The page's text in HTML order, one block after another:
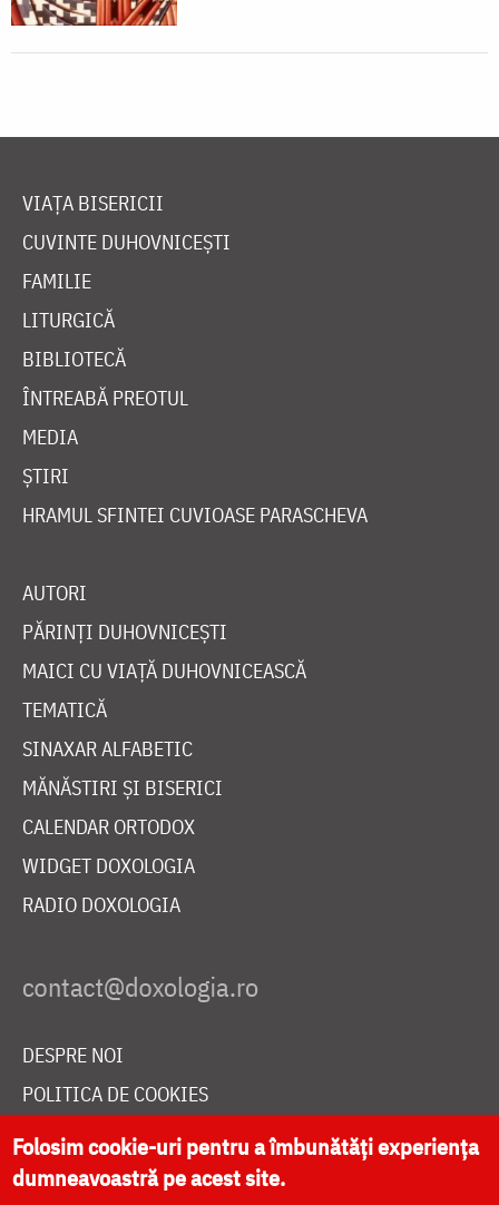
VIAȚA BISERICII
CUVINTE DUHOVNICEȘTI
FAMILIE
LITURGICĂ
BIBLIOTECĂ
ÎNTREABĂ PREOTUL
MEDIA
ȘTIRI
HRAMUL SFINTEI CUVIOASE PARASCHEVA
AUTORI
PĂRINȚI DUHOVNICEȘTI
MAICI CU VIAȚĂ DUHOVNICEASCĂ
TEMATICĂ
SINAXAR ALFABETIC
MĂNĂSTIRI ȘI BISERICI
CALENDAR ORTODOX
WIDGET DOXOLOGIA
RADIO DOXOLOGIA
DESPRE NOI
POLITICA DE COOKIES
DONEAZĂ ONLINE PENTRU CATEDRALA NAȚIONALĂ
Folosim cookie-uri pentru a îmbunătăți experiența
dumneavoastră pe acest site.